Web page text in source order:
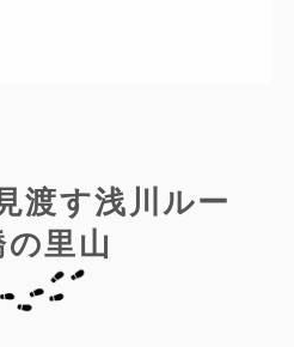
渡す浅川ルー
の里山